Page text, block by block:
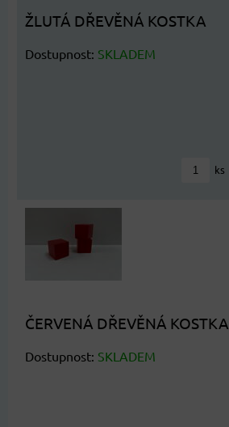
ŽLUTÁ DŘEVĚNÁ KOSTKA
Dostupnost: SKLADEM
ks
ČERVENÁ DŘEVĚNÁ KOSTKA
Dostupnost: SKLADEM